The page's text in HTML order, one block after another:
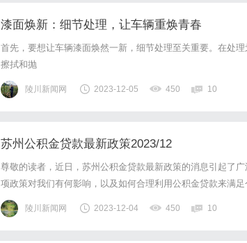
漆面焕新：细节处理，让车辆重焕青春
首先，要想让车辆漆面焕然一新，细节处理至关重要。在处
擦拭和抛
陵川新闻网 2023-12-05 450 10
苏州公积金贷款最新政策2023/12
尊敬的读者，近日，苏州公积金贷款最新政策的消息引起了
项政策对我们有何影响，以及如何合理利用公积金贷款来满
积金贷款最新政策，希望能为您提供一些有用的信息。首先
州市住房公积金管理中心发布的消息，最新政策旨在优化苏
陵川新闻网 2023-12-04 450 10